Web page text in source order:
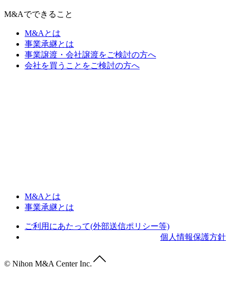
M&Aでできること
M&Aとは
事業承継とは
事業譲渡・会社譲渡をご検討の方へ
会社を買うことをご検討の方へ
M&Aとは
事業承継とは
ご利用にあたって(外部送信ポリシー等)
個人情報保護方針
© Nihon M&A Center Inc.